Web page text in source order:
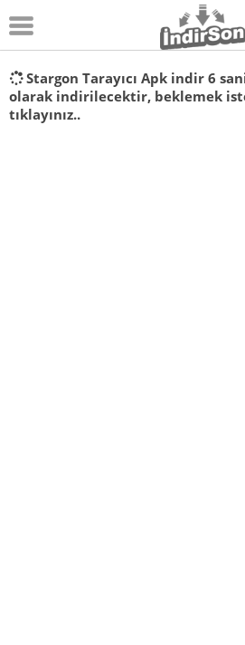
Android
Pc Oyunları
Stargon Tarayıcı Apk indir 6
olarak indirilecektir, beklemek
tıklayınız..